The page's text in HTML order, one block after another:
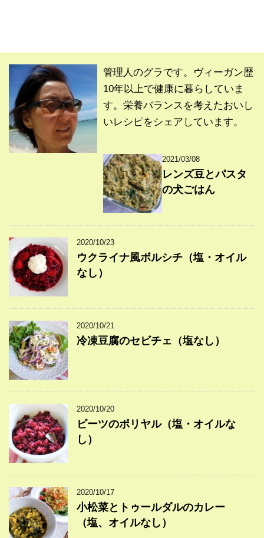
管理人のグラです。ヴィーガン歴
10年以上で健康に暮らしていま
す。栄養バランスを考えたおいし
いレシピをシェアしています。
2021/03/08
レンズ豆とパスタ
の犬ごはん
2020/10/23
ウクライナ風ボルシチ（塩・オイル
なし）
2020/10/21
冷凍豆腐のセビチェ（塩なし）
2020/10/20
ビーツのポリヤル（塩・オイルな
し）
2020/10/17
小松菜とトゥールダルのカレー
（塩、オイルなし）